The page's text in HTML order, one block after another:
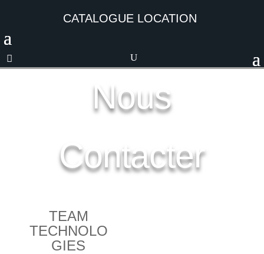
CATALOGUE LOCATION
Nous
Contacter
TEAM
TECHNOLO
GIES